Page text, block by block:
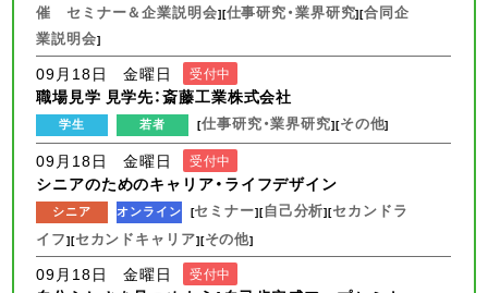
催 セミナー＆企業説明会][仕事研究・業界研究][合同企
業説明会]
09月18日 金曜日 受付中
職場見学 見学先：斎藤工業株式会社
学生 若者 [仕事研究・業界研究][その他]
09月18日 金曜日 受付中
シニアのためのキャリア・ライフデザイン
シニア オンライン [セミナー][自己分析][セカンドラ
イフ][セカンドキャリア][その他]
09月18日 金曜日 受付中